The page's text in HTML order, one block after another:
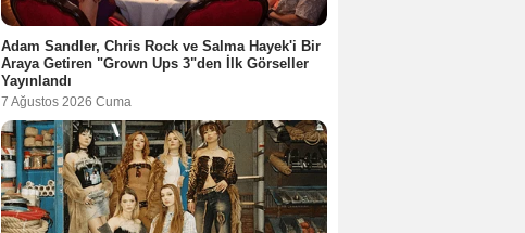
Adam Sandler, Chris Rock ve Salma Hayek'i Bir
Araya Getiren "Grown Ups 3"den İlk Görseller
Yayınlandı
7 Ağustos 2026 Cuma